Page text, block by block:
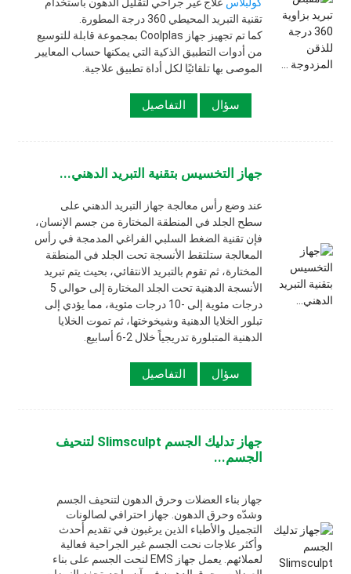
تقنية التبريد المحيطي 360 درجة المطورة.
كما تم تجهيز جهاز Coolplas بمجموعة قابلة للتوسيع
من أدوات التطبيق الذكية التي يمكنها حساب المعايير
الموصى بها تلقائيًا لكل أداة تطبيق علاجية.
سؤال التفاصيل
جهاز التخسيس بتقنية التبريد الدهني...
عند وضع رأس معالجة جهاز التبريد الدهني على
سطح الجلد في المنطقة المختارة من جسم الإنسان،
فإن تقنية الضغط السلبي الفراغي المدمجة في رأس
المعالجة ستلتقط الأنسجة تحت الجلد في المنطقة
المختارة، ثم تقوم بالتبريد الانتقائي، بحيث يتم تبريد
الأنسجة الدهنية تحت الجلد المختارة إلى حوالي 5
درجات مئوية إلى -10 درجات مئوية، مما يؤدي إلى
تبلور الخلايا الدهنية وشيخوختها، ثم تموت الخلايا
الدهنية المتبلورة تدريجياً خلال 2-6 أسابيع.
سؤال التفاصيل
جهاز تدليك الجسم Slimsculpt لتنحيف
الجسم...
جهاز بناء العضلات وحرق الدهون لتنحيف الجسم
وشدّه وحرق الدهون. جهاز احترافي لصالونات
التجميل والأطباء الذين يرغبون في تقديم أحدث
وأكثر علاجات نحت الجسم غير الجراحية فعالية
لعملائهم. يعمل جهاز EMS لنحت الجسم على بناء